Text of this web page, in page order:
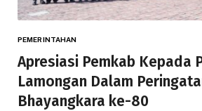
PEMERINTAHAN
Apresiasi Pemkab Kepada
Lamongan Dalam
Bhayangkara ke-80